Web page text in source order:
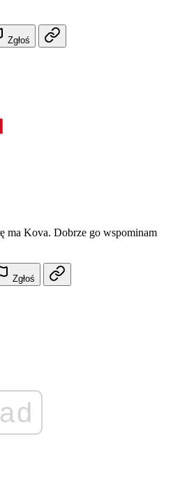
Zgłoś
ma Kova. Dobrze go wspominam
Zgłoś
ad